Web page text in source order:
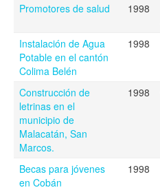
Promotores de salud
1998
Instalación de Agua
Potable en el cantón
Colima Belén
1998
Construcción de
letrinas en el
municipio de
Malacatán, San
Marcos.
1998
Becas para jóvenes
en Cobán
1998